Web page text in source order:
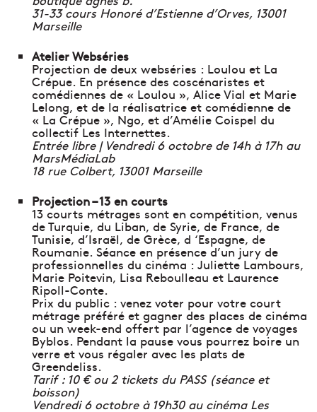
31-33 cours Honoré d’Estienne d’Orves, 13001
Marseille
Atelier Webséries
Projection de deux webséries : Loulou et La
Crépue. En présence des coscénaristes et
comédiennes de « Loulou », Alice Vial et Marie
Lelong, et de la réalisatrice et comédienne de
« La Crépue », Ngo, et d’Amélie Coispel du
collectif Les Internettes.
Entrée libre | Vendredi 6 octobre de 14h à 17h au
MarsMédiaLab
18 rue Colbert, 13001 Marseille
Projection – 13 en courts
13 courts métrages sont en compétition, venus
de Turquie, du Liban, de Syrie, de France, de
Tunisie, d’Israël, de Grèce, d ‘Espagne, de
Roumanie. Séance en présence d’un jury de
professionnelles du cinéma : Juliette Lambours,
Marie Poitevin, Lisa Reboulleau et Laurence
Ripoll-Conte.
Prix du public : venez voter pour votre court
métrage préféré et gagner des places de cinéma
ou un week-end offert par l’agence de voyages
Byblos. Pendant la pause vous pourrez boire un
verre et vous régaler avec les plats de
Greendeliss.
Tarif : 10 € ou 2 tickets du PASS (séance et
boisson)
Vendredi 6 octobre à 19h30 au cinéma Les